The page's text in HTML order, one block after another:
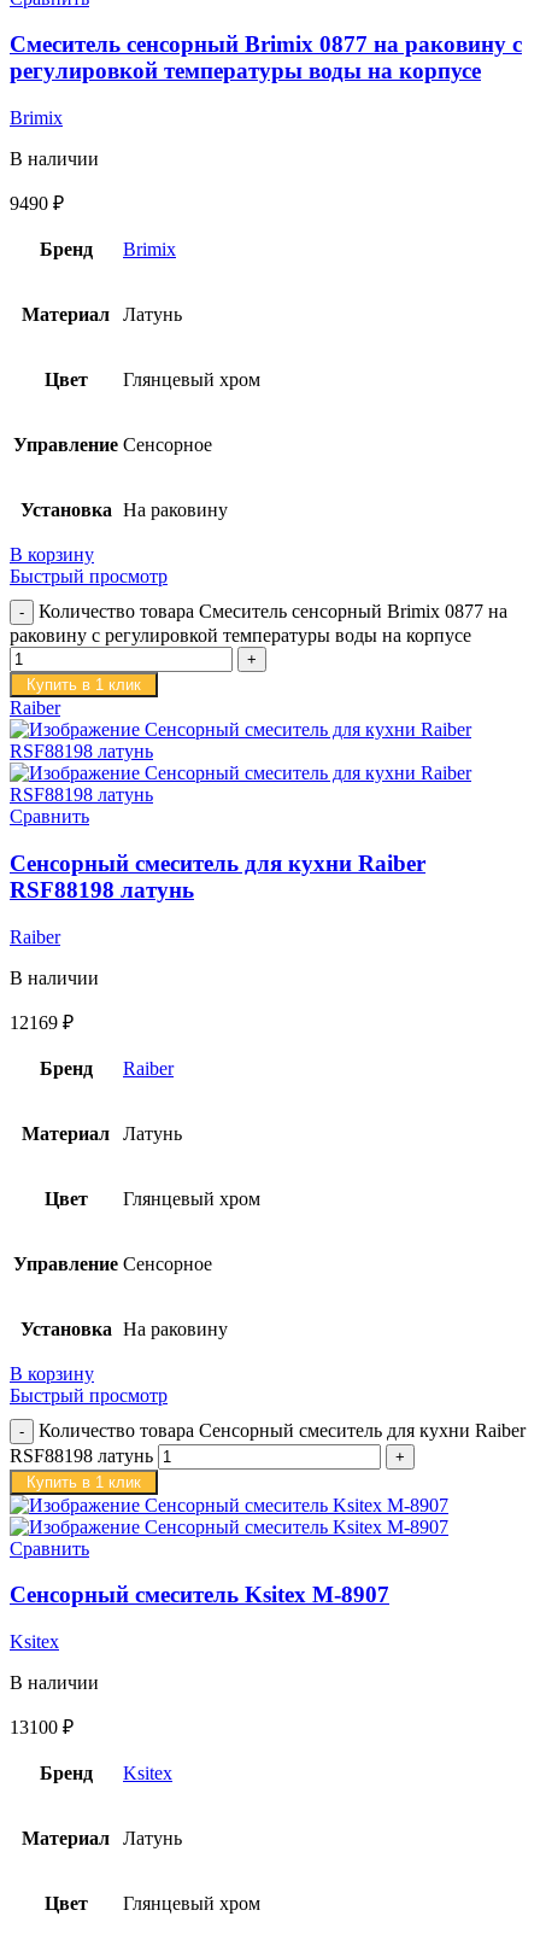
Смеситель сенсорный Brimix 0877 на раковину с
регулировкой температуры воды на корпусе
Brimix
В наличии
9490 ₽
Бренд Brimix
Материал Латунь
Цвет Глянцевый хром
Управление Сенсорное
Установка На раковину
В корзину
Быстрый просмотр
Количество товара Смеситель сенсорный Brimix 0877 на
раковину с регулировкой температуры воды на корпусе
Купить в 1 клик
Raiber
Сравнить
Сенсорный смеситель для кухни Raiber
RSF88198 латунь
Raiber
В наличии
12169 ₽
Бренд Raiber
Материал Латунь
Цвет Глянцевый хром
Управление Сенсорное
Установка На раковину
В корзину
Быстрый просмотр
Количество товара Сенсорный смеситель для кухни Raiber
RSF88198 латунь
Купить в 1 клик
Сравнить
Сенсорный смеситель Ksitex M-8907
Ksitex
В наличии
13100 ₽
Бренд Ksitex
Материал Латунь
Цвет Глянцевый хром